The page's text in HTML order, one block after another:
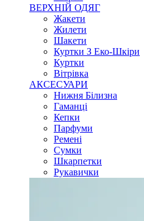
ВЕРХНІЙ ОДЯГ
Жакети
Жилети
Шакети
Куртки З Еко-Шкіри
Куртки
Вітрівка
АКСЕСУАРИ
Нижня Білизна
Гаманці
Кепки
Парфуми
Ремені
Сумки
Шкарпетки
Рукавички